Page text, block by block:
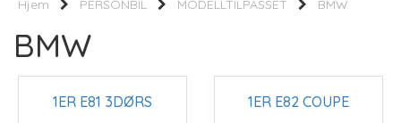
Hjem PERSONBIL MODELLTILPASSET BMW
BMW
1ER E81 3DØRS 1ER E82 COUPE